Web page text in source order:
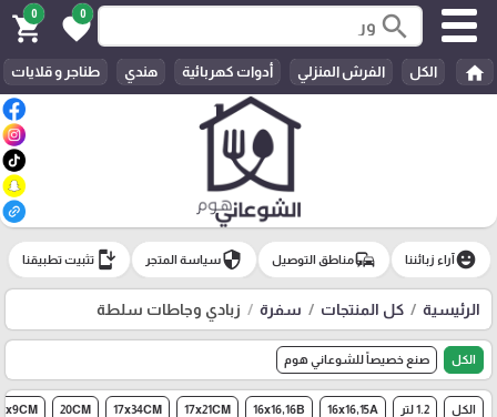
search
0
favorite
0
shopping_cart
home الكل الفرش المنزلي أدوات كهربائية هندي طناجر و قلايات
emoji_emotionsآراء زبائننا commuteمناطق التوصيل securityسياسة المتجر install_mobile تثبيت تطبيقنا
الرئيسية كل المنتجات سفرة زبادي وجاطات سلطة
الكل صنع خصيصاً للشوعاني هوم
الكل 1.2 لتر 16x16,15A
16x16,16B
17x21CM
17x34CM
20CM